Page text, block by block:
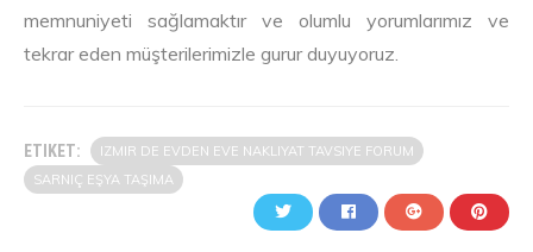
memnuniyeti sağlamaktır ve olumlu yorumlarımız ve
tekrar eden müşterilerimizle gurur duyuyoruz.
ETIKET:
IZMIR DE EVDEN EVE NAKLIYAT TAVSIYE FORUM
SARNIÇ EŞYA TAŞIMA